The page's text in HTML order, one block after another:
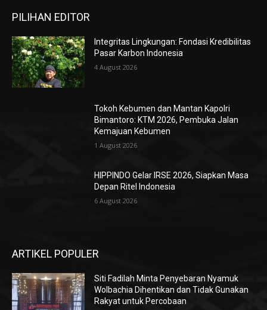
PILIHAN EDITOR
Integritas Lingkungan: Fondasi Kredibilitas
Pasar Karbon Indonesia
4 August 2026
Tokoh Kebumen dan Mantan Kapolri
Bimantoro: KTM 2026, Pembuka Jalan
Kemajuan Kebumen
1 August 2026
HIPPINDO Gelar IRSE 2026, Siapkan Masa
Depan Ritel Indonesia
6 August 2026
ARTIKEL POPULER
Siti Fadilah Minta Penyebaran Nyamuk
Wolbachia Dihentikan dan Tidak Gunakan
Rakyat untuk Percobaan